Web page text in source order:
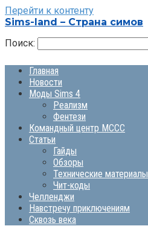
Перейти к контенту
Sims-land – Страна симов
Поиск:
Главная
Новости
Моды Sims 4
Реализм
Фентези
Командный центр MCCC
Статьи
Гайды
Обзоры
Технические материалы
Чит-коды
Челленджи
Навстречу приключениям
Сквозь века